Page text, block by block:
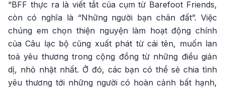
“BFF thực ra là viết tắt của cụm từ Barefoot Friends,
còn có nghĩa là “Những người bạn chân đất”. Việc
chúng em chọn thiện nguyện làm hoạt động chính
của Câu lạc bộ cũng xuất phát từ cái tên, muốn lan
toả yêu thương trong cộng đồng từ những điều giản
dị, nhỏ nhặt nhất. Ở đó, các bạn có thể sẻ chia tình
yêu thương tới những người có hoàn cảnh bất hạnh,